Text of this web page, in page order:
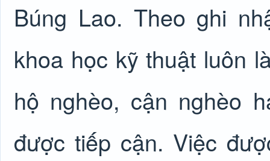
Búng Lao. Theo ghi
khoa học kỹ thuật luôn
hộ nghèo, cận nghèo
được tiếp cận. Việc